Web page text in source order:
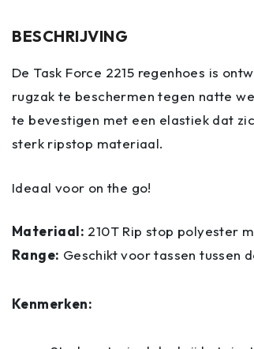
BESCHRIJVING
De Task Force 2215 regenhoes is
rugzak te beschermen tegen natte
te bevestigen met een elastiek dat
sterk ripstop materiaal.
Ideaal voor on the go!
Materiaal: 210T Rip stop polyester
Range: Geschikt voor tassen tussen
Kenmerken: